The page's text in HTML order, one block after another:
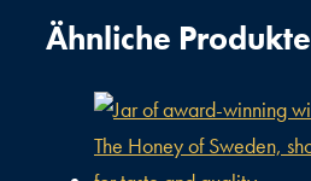
Ähnliche Produkte